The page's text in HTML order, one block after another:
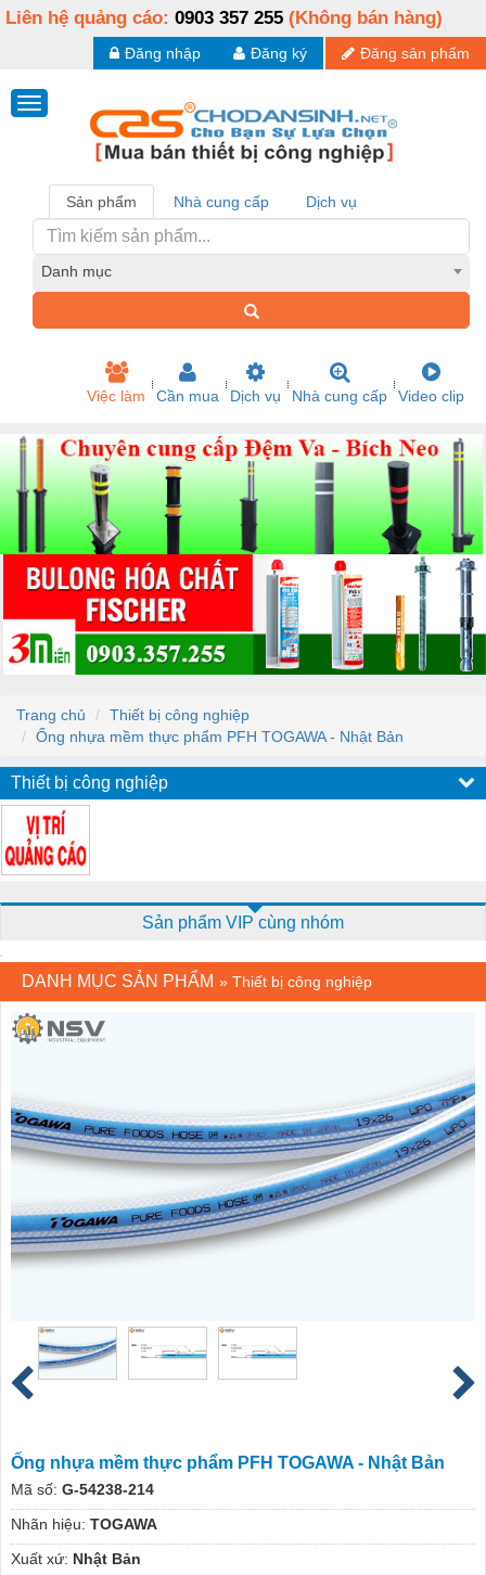
Liên hệ quảng cáo: 0903 357 255 (Không bán hàng)
Đăng sản phẩm
Đăng ký
Đăng nhập
Sản phẩm Nhà cung cấp Dịch vụ
Danh mục
Việc làm Cần mua Dịch vụ Nhà cung cấp Video clip
Trang chủ
Thiết bị công nghiệp
Ống nhựa mềm thực phẩm PFH TOGAWA - Nhật Bản
Thiết bị công nghiệp
Sản phẩm VIP cùng nhóm
DANH MỤC SẢN PHẨM » Thiết bị công nghiệp
Ống nhựa mềm thực phẩm PFH TOGAWA - Nhật Bản
Mã số: G-54238-214
Nhãn hiệu: TOGAWA
Xuất xứ: Nhật Bản